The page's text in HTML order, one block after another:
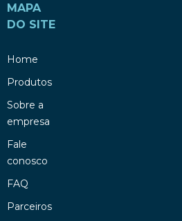
MAPA
DO SITE
Home
Produtos
Sobre a
empresa
Fale
conosco
FAQ
Parceiros